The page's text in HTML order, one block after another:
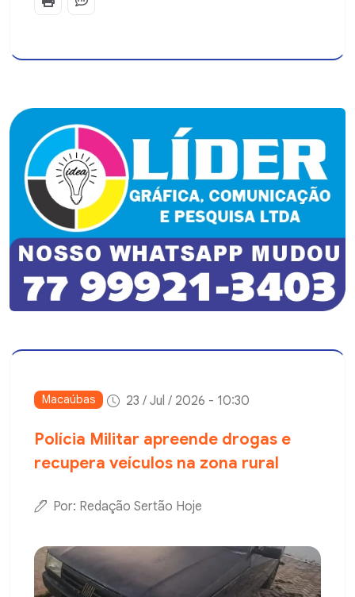
Macaúbas 23 / Jul / 2026 - 10:30
Polícia Militar apreende drogas e
recupera veículos na zona rural
Por: Redação Sertão Hoje